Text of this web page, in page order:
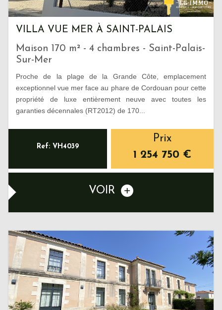
VILLA VUE MER À SAINT-PALAIS
Maison 170 m² - 4 chambres - Saint-Palais-
Sur-Mer
Proche de la plage de la Grande Côte, emplacement
exceptionnel vue mer face au phare de Cordouan pour cette
propriété de luxe entièrement neuve avec toutes les
garanties décennales (RT2012) de 170...
Ref: VH4039
Prix
1 254 750 €
VOIR